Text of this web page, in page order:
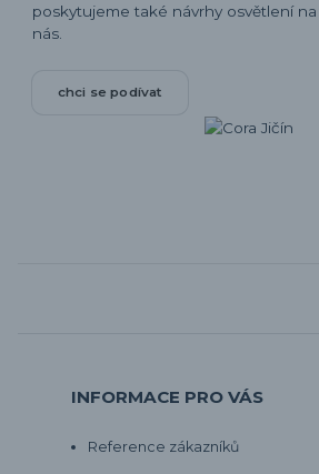
poskytujeme také návrhy osvětlení
nás.
chci se podívat
INFORMACE PRO VÁS
Reference zákazníků